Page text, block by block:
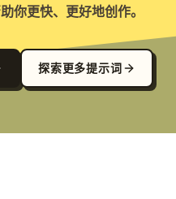
你更快、更好地创作。
探索更多提示词